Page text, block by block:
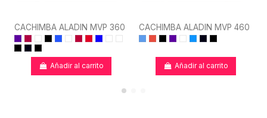
CACHIMBA ALADIN MVP 360
Añadir al carrito
CACHIMBA ALADIN MVP 460
Añadir al carrito